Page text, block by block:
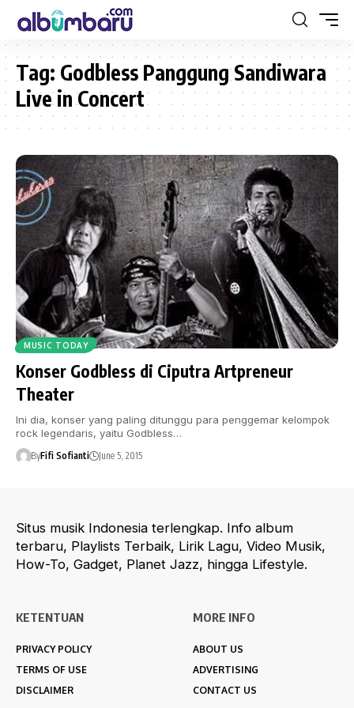
Tag: Godbless Panggung Sandiwara
Live in Concert
MUSIC TODAY
Konser Godbless di Ciputra Artpreneur
Theater
Ini dia, konser yang paling ditunggu para penggemar kelompok
rock legendaris, yaitu Godbless…
ByFifi Sofianti June 5, 2015
Situs musik Indonesia terlengkap. Info album
terbaru, Playlists Terbaik, Lirik Lagu, Video Musik,
How-To, Gadget, Planet Jazz, hingga Lifestyle.
KETENTUAN
PRIVACY POLICY
TERMS OF USE
DISCLAIMER
MORE INFO
ABOUT US
ADVERTISING
CONTACT US